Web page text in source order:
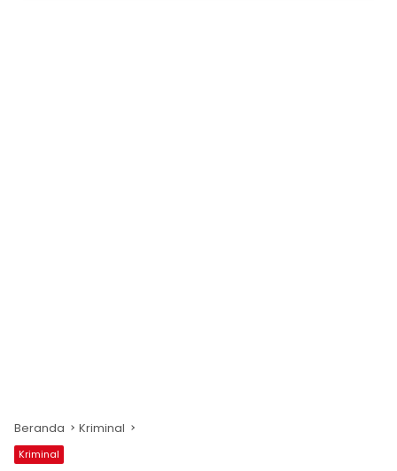
Beranda Kriminal
Kriminal